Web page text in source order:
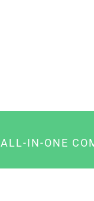
ALL-IN-ONE